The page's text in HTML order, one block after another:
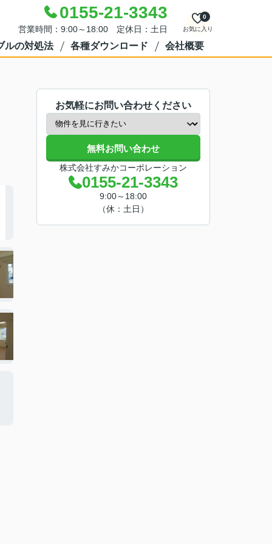
0155-21-3343
営業時間：9:00～18:00 定休日：土日 お気に入り
0
ルの対処法 各種ダウンロード 会社概要
お気軽にお問い合わせください
無料お問い合わせ
株式会社すみかコーポレーション
0155-21-3343
9:00～18:00
（休：土日）